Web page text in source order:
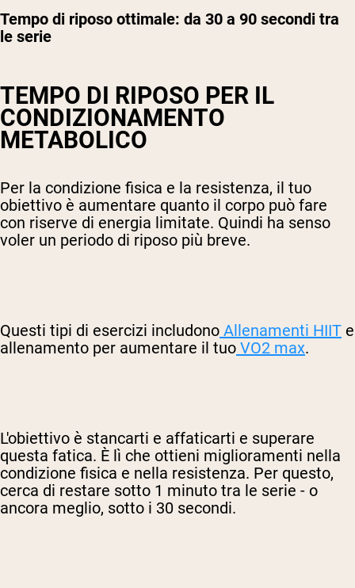
Tempo di riposo ottimale: da 30 a 90 secondi tra
le serie
TEMPO DI RIPOSO PER IL
CONDIZIONAMENTO
METABOLICO
Per la condizione fisica e la resistenza, il tuo
obiettivo è aumentare quanto il corpo può fare
con riserve di energia limitate. Quindi ha senso
voler un periodo di riposo più breve.
Questi tipi di esercizi includono Allenamenti HIIT e
allenamento per aumentare il tuo VO2 max.
L'obiettivo è stancarti e affaticarti e superare
questa fatica. È lì che ottieni miglioramenti nella
condizione fisica e nella resistenza. Per questo,
cerca di restare sotto 1 minuto tra le serie - o
ancora meglio, sotto i 30 secondi.